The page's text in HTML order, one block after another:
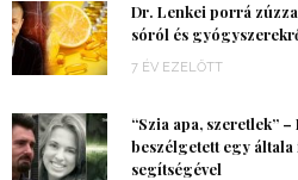
Dr. Lenkei porrá
sóról és
7 ÉV EZELŐTT
“Szia apa, szeretlek”
beszélgetett egy
segítségével